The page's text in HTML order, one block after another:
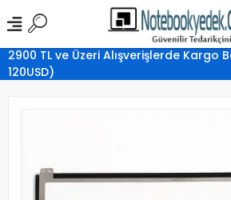
2900 TL ve Üzeri Alışverişlerde Kargo
120USD)